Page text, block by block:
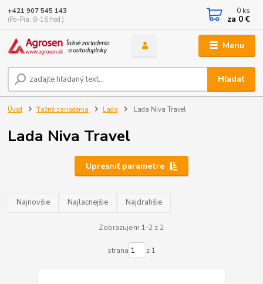
Menu
Hľadať
+421 907 545 143
(Po-Pia, 8-16 hod.)
0 ks
za 0 €
Úvod Ťažné zariadenia Lada Lada Niva Travel
Lada Niva Travel
Upresniť parametre
Najnovšie Najlacnejšie Najdrahšie
Zobrazujem 1-2 z 2
strana z 1